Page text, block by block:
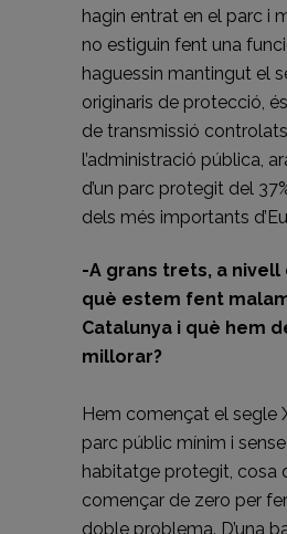
hagin entrat en el parc i
no estiguin fent una
haguessin mantingut el
originaris de protecció,
de transmissió
l’administració pública,
d’un parc protegit del
dels més importants
-A grans trets, a nivell
què estem fent
Catalunya i què hem
millorar?
Hem començat el segle
parc públic mínim i
habitatge protegit, cosa
començar de zero per
doble problema. D’una